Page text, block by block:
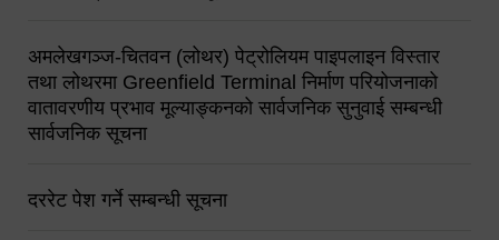
अमलेखगञ्ज-चितवन (लोथर) पेट्रोलियम पाइपलाइन विस्तार
तथा लोथरमा Greenfield Terminal निर्माण परियोजनाको
वातावरणीय प्रभाव मूल्याङ्कनको सार्वजनिक सुनुवाई सम्बन्धी
सार्वजनिक सूचना
दररेट पेश गर्ने सम्बन्धी सूचना